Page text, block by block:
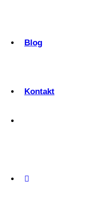
Blog
Kontakt